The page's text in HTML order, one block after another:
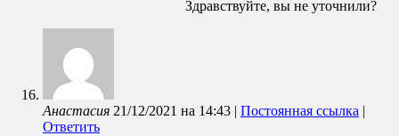
Здравствуйте, вы не уточнили?
Анастасия 21/12/2021 на 14:43 | Постоянная ссылка |
Ответить